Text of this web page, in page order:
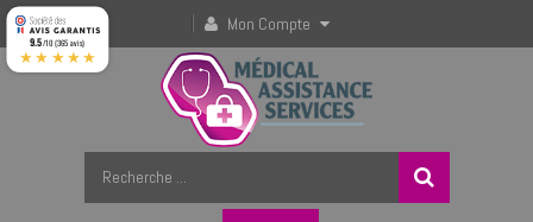
Mon Compte
9.5/10 (365 avis)
★★★★★